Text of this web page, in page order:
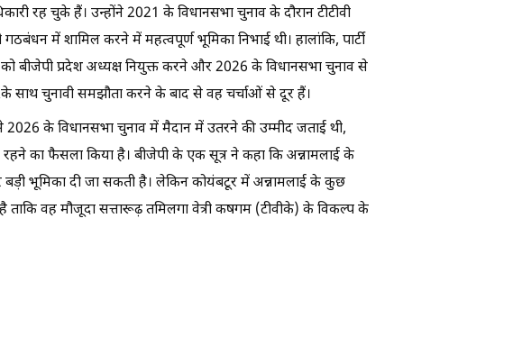
रह चुके हैं। उन्होंने 2021 के विधानसभा चुनाव के दौरान टीटीवी
में शामिल करने में महत्वपूर्ण भूमिका निभाई थी। हालांकि, पार्टी
को बीजेपी प्रदेश अध्यक्ष नियुक्त करने और 2026 के विधानसभा चुनाव से
साथ चुनावी समझौता करने के बाद से वह चर्चाओं से दूर हैं।
2026 के विधानसभा चुनाव में मैदान में उतरने की उम्मीद जताई थी,
रहने का फैसला किया है। बीजेपी के एक सूत्र ने कहा कि अन्नामलाई के
बड़ी भूमिका दी जा सकती है। लेकिन कोयंबटूर में अन्नामलाई के कुछ
है ताकि वह मौजूदा सत्तारूढ़ तमिलगा वेत्री कषगम (टीवीके) के विकल्प के